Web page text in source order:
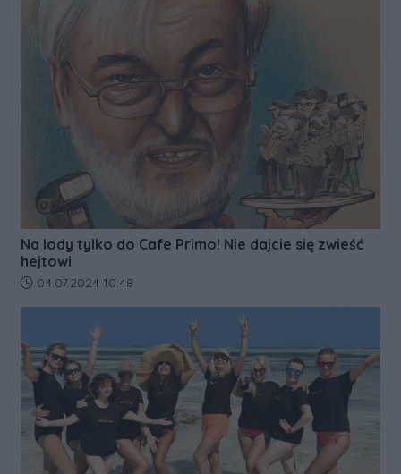
Na lody tylko do Cafe Primo! Nie dajcie się zwieść
hejtowi
Data dodania artykułu:
04.07.2024 10:48